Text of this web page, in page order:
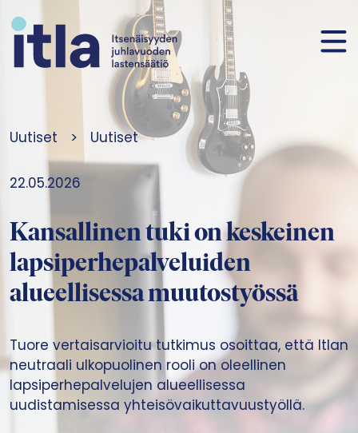
Uutiset > Uutiset
22.05.2026
Kansallinen tuki on keskeinen
lapsiperhepalveluiden
alueellisessa muutostyössä
Tuore vertaisarvioitu tutkimus osoittaa, että Itlan
neutraali ulkopuolinen rooli on oleellinen
lapsiperhepalvelujen alueellisessa
uudistamisessa yhteisövaikuttavuustyöllä.